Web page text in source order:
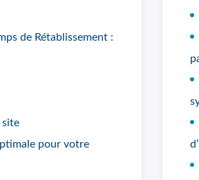
de Rétablissement :
site
pour votre